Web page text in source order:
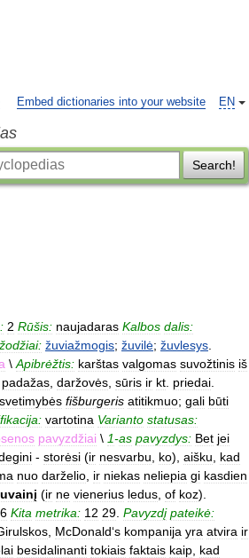
EN
Embed dictionaries into your website
Search!
2 Rūšis: naujadaras Kalbos dalis:
žuviažmogis; žuvilė; žuvlesys
\ Apibrėžtis: karštas valgomas suvožtinis iš
padažas daržovės sūris ir kt priedai
svetimybės fišburgeris atitikmuo; gali būti
vartotina Varianto statusas:
pavyzdžiai \ 1-as pavyzdys: Bet jei
- storėsi (ir nesvarbu ko), aišku
kad
nuo darželio ir niekas neliepia gi kasdien
(ir ne vienerius ledus of koz).
Kita metrika: 12 29 Pavyzdį pateikė:
McDonald‘s kompanija yra atvira ir
besidalinanti tokiais faktais kaip kad